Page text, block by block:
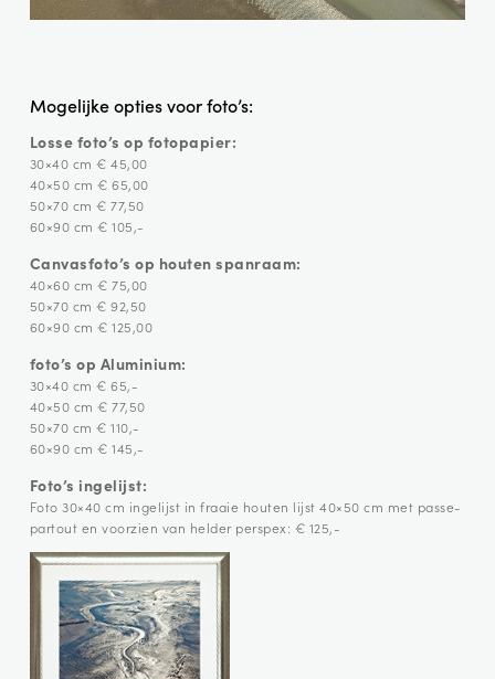
Mogelijke opties voor foto’s:
Losse foto’s op fotopapier:
30×40 cm € 45,00
40×50 cm € 65,00
50×70 cm € 77,50
60×90 cm € 105,-
Canvasfoto’s op houten spanraam:
40×60 cm € 75,00
50×70 cm € 92,50
60×90 cm € 125,00
foto’s op Aluminium:
30×40 cm € 65,-
40×50 cm € 77,50
50×70 cm € 110,-
60×90 cm € 145,-
Foto’s ingelijst:
Foto 30×40 cm ingelijst in fraaie houten lijst 40×50 cm met passe-
partout en voorzien van helder perspex: € 125,-